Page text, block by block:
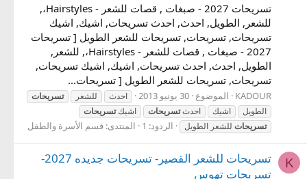
تسريحات 2027 - صبغات , قصات للشعر - Hairstyles،,
للشعر, الطويل, احدث, احدث تسريحات, اشيك, اشيك
تسريحات, تسريحات, تسريحات للشعر الطويل [ تسريحات
2027 - صبغات , قصات للشعر - Hairstyles،, للشعر,
الطويل, احدث, احدث تسريحات, اشيك, اشيك تسريحات,
تسريحات, تسريحات للشعر الطويل [ تسريحات...
KADOUR الموضوع 30 يونيو 2013 احدث للشعر
تسريحات
الطويل
اشيك احدثتسريحات اشيكتسريحات
تسريحات للشعر الطويل الردود: 1 المنتدى: قسم الأسرة والطفل
K
تسريحات للشعر القصير- تسريحات جديده 2027-
تسريحات تهوس